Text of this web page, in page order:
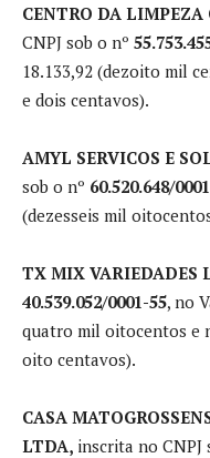
CENTRO DA
CNPJ sob o nº
18.133,92 (dezoito mil
e dois centavos).
AMYL SERVICOS E
sob o nº 60.520.648/
(dezesseis mil
TX MIX VARIEDADES
40.539.052/0001-55, no
quatro mil oitocentos e
oito centavos).
CASA
LTDA, inscrita no CNPJ